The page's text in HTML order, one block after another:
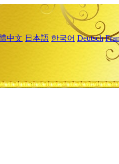
中文 日本語 한국어 Deutsch